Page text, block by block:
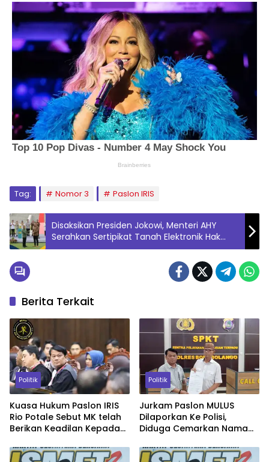
Tag: Nomor 3 Paslon IRIS
Disaksikan Presiden Jokowi, Menteri AHY
Serahkan Sertipikat Tanah Elektronik Hak
Pakai untuk Istana Negara dan Istana
Berita Terkait
Politik
Kuasa Hukum Paslon IRIS
Rio Potale Sebut MK telah
Berikan Keadilan Kepada
Politik
Jurkam Paslon MULUS
Dilaporkan Ke Polisi,
Diduga Cemarkan Nama